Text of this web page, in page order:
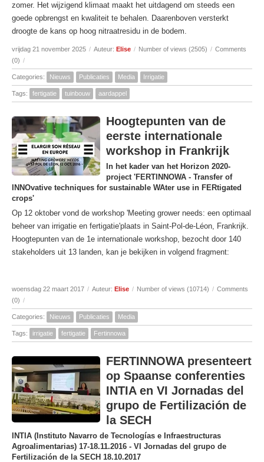
zomer. Het wijzigend klimaat maakt het uitdagend om steeds een
goede opbrengst en kwaliteit te behalen. Daarenboven versterkt
droogte de kans op hoog nitraatresidu in de bodem.
vrijdag 21 november 2025 / Auteur: Elise / Number of views (2505) / Comments
(0) /
Categories: Nieuws Publicaties Media Irrigatie
Tags: fertigatie tuinbouw aardappel
Hoogtepunten van de
eerste internationale
workshop in Frankrijk
In het kader van het Horizon 2020-
project 'FERTINNOWA - Transfer of
INNOvative techniques for sustainable WAter use in FERtigated
crops'
Op 12 oktober vond de workshop 'Meeting grower needs: een optimaal
beheer van irrigatie en fertigatie'plaats in Saint-Pol-de-Léon, Frankrijk.
Hoogtepunten van de 1e internationale workshop, bezocht door 140
stakeholders uit 13 landen, kan je bekijken in volgend fragment:
woensdag 22 maart 2017 / Auteur: Elise / Number of views (10714) / Comments
(0) /
Categories: Nieuws Publicaties Media
Tags: irrigatie fertigatie Fertinnowa
FERTINNOWA presenteert
op Spaanse conferenties
INTIA en VI Jornadas del
grupo de Fertilización de
la SECH
INTIA (Instituto Navarro de Tecnologías e Infraestructuras
Agroalimentarias) 17-18.11.2016 - VI Jornadas del grupo de
Fertilización de la SECH 18.10.2017